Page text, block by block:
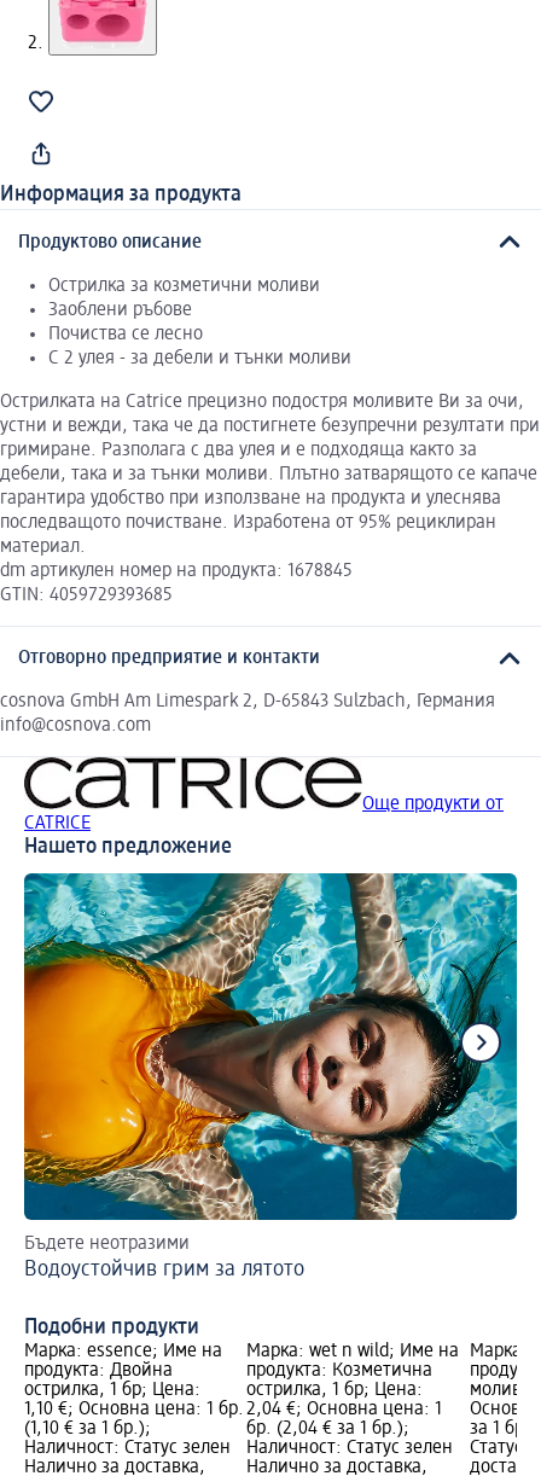
Информация за продукта
Продуктово описание
Острилка за козметични моливи
Заоблени ръбове
Почиства се лесно
С 2 улея - за дебели и тънки моливи
Острилката на Catrice прецизно подостря моливите Ви за очи,
устни и вежди, така че да постигнете безупречни резултати при
гримиране. Разполага с два улея и е подходяща както за
дебели, така и за тънки моливи. Плътно затварящото се капаче
гарантира удобство при използване на продукта и улеснява
последващото почистване. Изработена от 95% рециклиран
материал.
dm артикулен номер на продукта: 1678845
GTIN: 4059729393685
Отговорно предприятие и контакти
cosnova GmbH Am Limespark 2, D-65843 Sulzbach, Германия
info@cosnova.com
Още продукти от
CATRICE
Нашето предложение
Бъдете неотразими
Водоустойчив грим за лятото
Подобни продукти
Марка: essence; Име на
продукта: Двойна
острилка, 1 бр; Цена:
1,10 €; Основна цена: 1 бр.
(1,10 € за 1 бр.);
Наличност: Статус зелен
Налично за доставка,
Марка: wet n wild; Име на
продукта: Козметична
острилка, 1 бр; Цена:
2,04 €; Основна цена: 1
бр. (2,04 € за 1 бр.);
Наличност: Статус зелен
Налично за доставка,
Марка:
моливи,
за 1
Статус